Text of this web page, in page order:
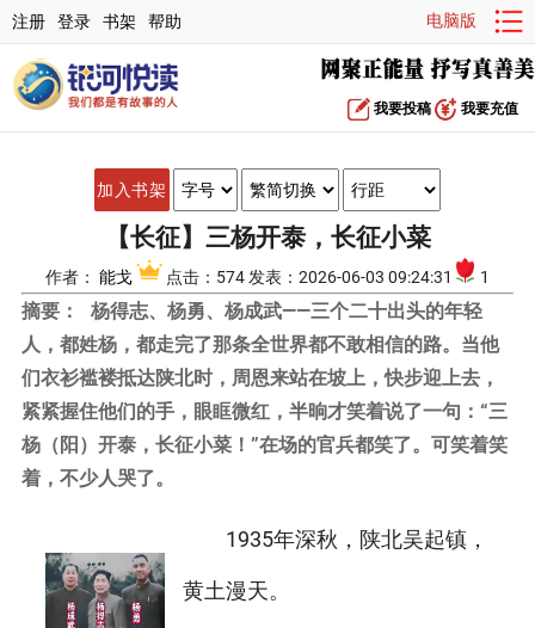
注册 登录 书架 帮助 电脑版
我要投稿 我要充值
加入书架
【长征】三杨开泰，长征小菜
作者： 能戈 点击：574 发表：2026-06-03 09:24:31 1
摘要：
杨得志、杨勇、杨成武——三个二十出头的年轻
人，都姓杨，都走完了那条全世界都不敢相信的路。当他
们衣衫褴褛抵达陕北时，周恩来站在坡上，快步迎上去，
紧紧握住他们的手，眼眶微红，半晌才笑着说了一句：“三
杨（阳）开泰，长征小菜！”在场的官兵都笑了。可笑着笑
着，不少人哭了。
1935年深秋，陕北吴起镇，
黄土漫天。